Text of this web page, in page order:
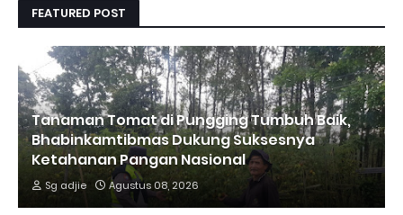
FEATURED POST
Tanaman Tomat di Pungging Tumbuh Baik,
Bhabinkamtibmas Dukung Suksesnya
Ketahanan Pangan Nasional
Sg adjie Agustus 08, 2026